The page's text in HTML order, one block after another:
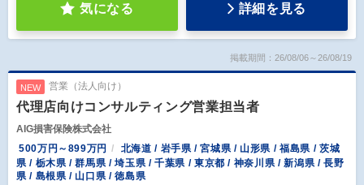
気になる 詳細を見る
掲載期間：26/08/06～26/08/19
NEW 営業（法人向け）
代理店向けコンサルティング営業担当者
AIG損害保険株式会社
500万円～899万円
北海道 / 岩手県 / 宮城県 / 山形県 / 福島県 / 茨城
県 / 栃木県 / 群馬県 / 埼玉県 / 千葉県 / 東京都 / 神奈川県 / 新潟県 / 長野
県 / 島根県 / 山口県 / 徳島県